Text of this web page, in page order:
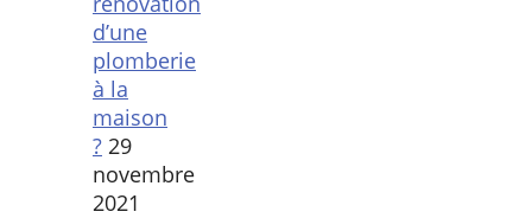
d’une
plomberie
à la
maison
? 29
novembre
2021